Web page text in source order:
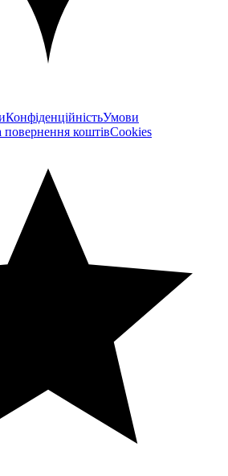
КонфіденційністьУмови
повернення коштівCookies